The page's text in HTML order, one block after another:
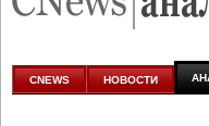
аналитике
CNEWS НОВОСТИ